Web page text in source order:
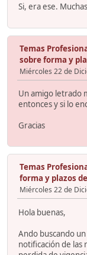
Si, era ese.
Temas
sobre forma y
Miércoles 22 de
Un amigo letrado
entonces y si lo
Gracias
Temas
forma y plazos
Miércoles 22 de
Hola buenas,
Ando buscando
notificación de las